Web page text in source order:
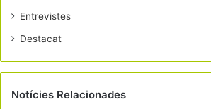
Entrevistes
Destacat
Notícies Relacionades